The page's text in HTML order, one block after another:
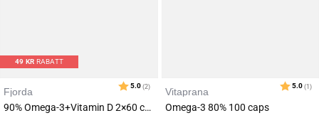
49 KR RABATT
Fjorda
90% Omega-3+Vitamin D 2×60 caps
Vitaprana
Omega-3 80% 100 caps